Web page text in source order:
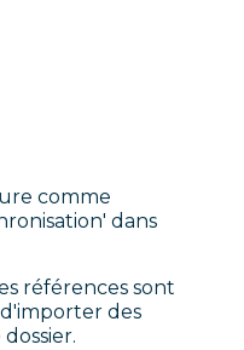
comme
dans
références sont
des